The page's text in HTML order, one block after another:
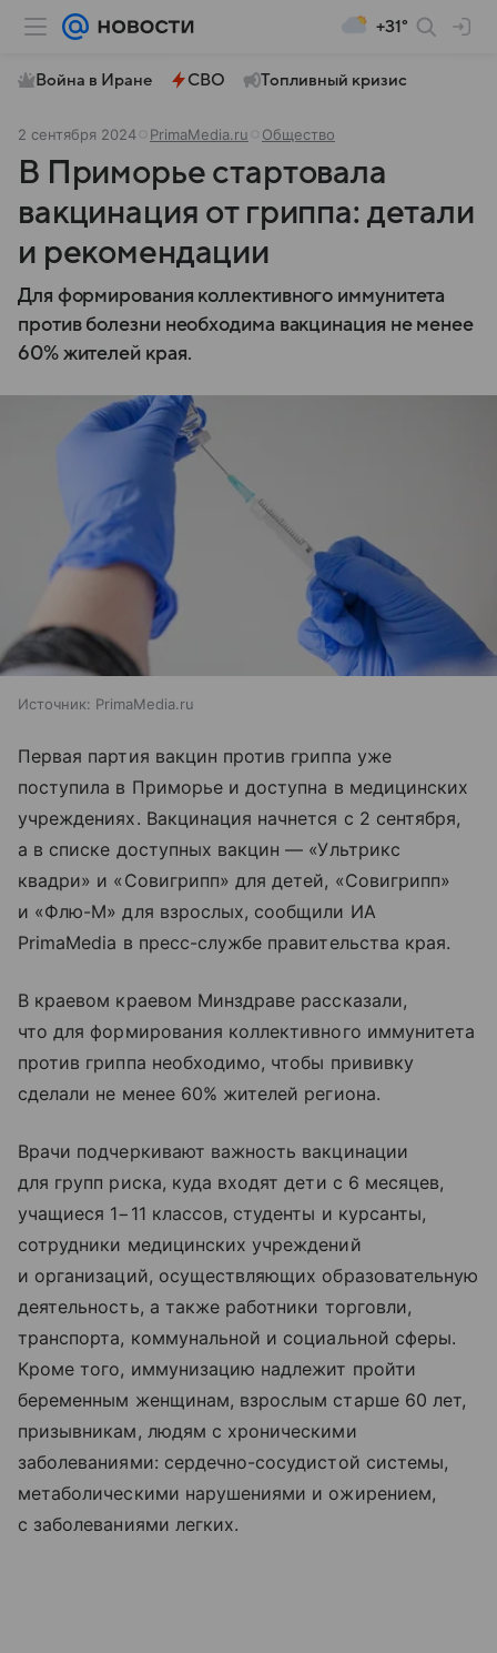
+31°
Война в Иране СВО Топливный кризис
2 сентября 2024 PrimaMedia.ru Общество
В Приморье стартовала
вакцинация от гриппа: детали
и рекомендации
Для формирования коллективного иммунитета
против болезни необходима вакцинация не менее
60% жителей края.
Источник: PrimaMedia.ru
Первая партия вакцин против гриппа уже
поступила в Приморье и доступна в медицинских
учреждениях. Вакцинация начнется с 2 сентября,
а в списке доступных вакцин — «Ультрикс
квадри» и «Совигрипп» для детей, «Совигрипп»
и «Флю-М» для взрослых, сообщили ИА
PrimaMedia в пресс-службе правительства края.
В краевом краевом Минздраве рассказали,
что для формирования коллективного иммунитета
против гриппа необходимо, чтобы прививку
сделали не менее 60% жителей региона.
Врачи подчеркивают важность вакцинации
для групп риска, куда входят дети с 6 месяцев,
учащиеся 1−11 классов, студенты и курсанты,
сотрудники медицинских учреждений
и организаций, осуществляющих образовательную
деятельность, а также работники торговли,
транспорта, коммунальной и социальной сферы.
Кроме того, иммунизацию надлежит пройти
беременным женщинам, взрослым старше 60 лет,
призывникам, людям с хроническими
заболеваниями: сердечно-сосудистой системы,
метаболическими нарушениями и ожирением,
с заболеваниями легких.